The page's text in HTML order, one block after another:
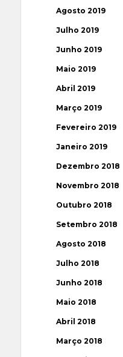
Agosto 2019
Julho 2019
Junho 2019
Maio 2019
Abril 2019
Março 2019
Fevereiro 2019
Janeiro 2019
Dezembro 2018
Novembro 2018
Outubro 2018
Setembro 2018
Agosto 2018
Julho 2018
Junho 2018
Maio 2018
Abril 2018
Março 2018